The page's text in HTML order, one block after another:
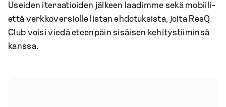
Useiden iteraatioiden jälkeen laadimme sekä mobiili-
että verkkoversiolle listan ehdotuksista, joita ResQ
Club voisi viedä eteenpäin sisäisen kehitystiiminsä
kanssa.